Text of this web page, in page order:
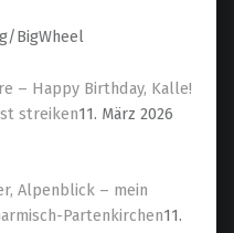
BigWheel
– Happy Birthday, Kalle!
streiken11. März 2026
Alpenblick – mein
Partenkirchen11.